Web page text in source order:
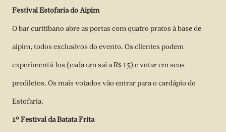
Festival Estofaria do Aipim
O bar curitibano abre as portas com quatro pratos à base de
aipim, todos exclusivos do evento. Os clientes podem
experimentá-los (cada um sai a R$ 15) e votar em seus
prediletos. Os mais votados vão entrar para o cardápio do
Estofaria.
1º Festival da Batata Frita